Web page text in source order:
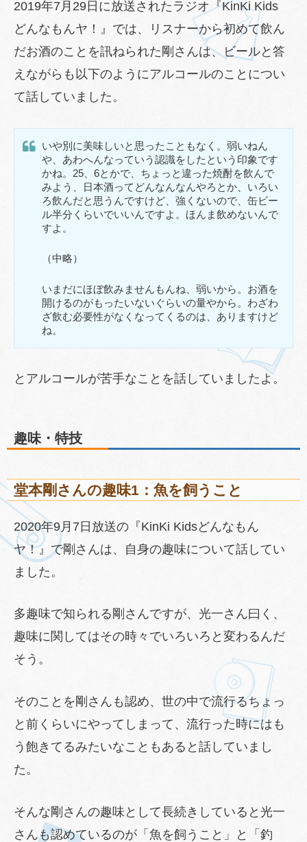
2019年7月29日に放送されたラジオ『KinKi Kids
どんなもんヤ！』では、リスナーから初めて飲ん
だお酒のことを訊ねられた剛さんは、ビールと答
えながらも以下のようにアルコールのことについ
て話していました。
いや別に美味しいと思ったこともなく。弱いねん
や、あわへんなっていう認識をしたという印象です
かね。25、6とかで、ちょっと違った焼酎を飲んで
みよう、日本酒ってどんなんなんやろとか、いろい
ろ飲んだと思うんですけど、強くないので、缶ビー
ル半分くらいでいいんですよ。ほんま飲めないんで
すよ。
（中略）
いまだにほぼ飲みませんもんね、弱いから。お酒を
開けるのがもったいないぐらいの量やから。わざわ
ざ飲む必要性がなくなってくるのは、ありますけど
ね。
とアルコールが苦手なことを話していましたよ。
趣味・特技
堂本剛さんの趣味1：魚を飼うこと
2020年9月7日放送の『KinKi Kidsどんなもん
ヤ！』で剛さんは、自身の趣味について話してい
ました。
多趣味で知られる剛さんですが、光一さん曰く、
趣味に関してはその時々でいろいろと変わるんだ
そう。
そのことを剛さんも認め、世の中で流行るちょっ
と前くらいにやってしまって、流行った時にはも
う飽きてるみたいなこともあると話していまし
た。
そんな剛さんの趣味として長続きしていると光一
さんも認めているのが「魚を飼うこと」と「釣